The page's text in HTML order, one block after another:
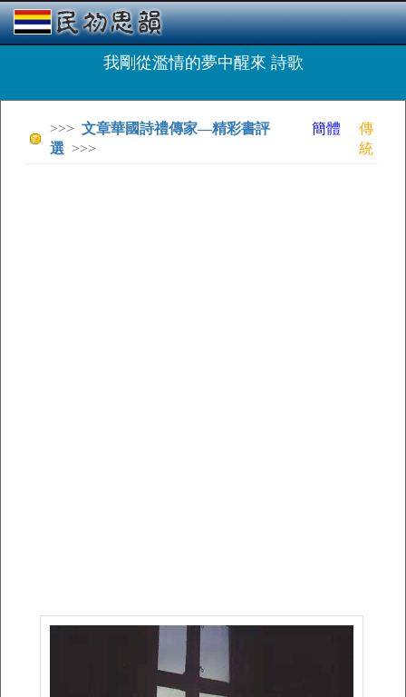
我剛從濫情的夢中醒來 詩歌
>>> 文章華國詩禮傳家—精彩書評
選 >>>
簡體
傳
統